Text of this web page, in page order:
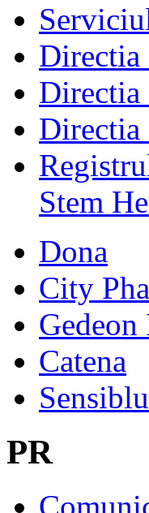
Directia
Directia
Directia
Stem
Dona
City
Catena
Sensiblu
PR